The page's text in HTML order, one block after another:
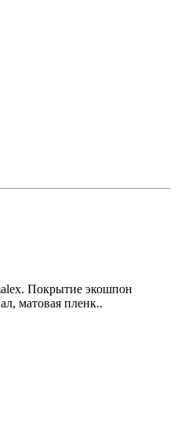
Покрытие экошпон
матовая пленк..